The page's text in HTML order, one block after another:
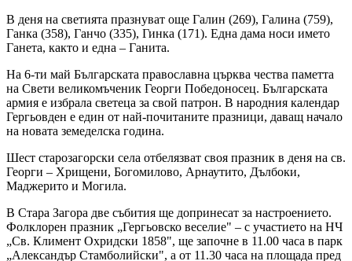
В деня на светията празнуват още Галин (269), Галина (759),
Ганка (358), Ганчо (335), Гинка (171). Една дама носи името
Ганета, както и една – Ганита.
На 6-ти май Българската православна църква чества паметта
на Свети великомъченик Георги Победоносец. Българската
армия е избрала светеца за свой патрон. В народния календар
Гергьовден е един от най-почитаните празници, даващ начало
на новата земеделска година.
Шест старозагорски села отбелязват своя празник в деня на св.
Георги – Хрищени, Богомилово, Арнаутито, Дълбоки,
Маджерито и Могила.
В Стара Загора две събития ще допринесат за настроението.
Фолклорен празник „Гергьовско веселие" – с участието на НЧ
„Св. Климент Охридски 1858", ще започне в 11.00 часа в парк
„Александър Стамболийски", а от 11.30 часа на площада пред